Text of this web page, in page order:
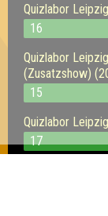
Quizlabor
16
Quizlabor
(Zusatzshow)
15
Quizlabor
17